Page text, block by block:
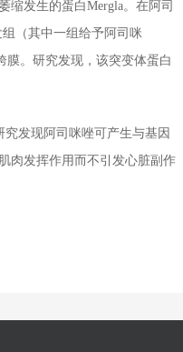
缩发生的蛋白Mergla。在阿司
（其中一组给予阿司咪
膜。研究发现，该突变体蛋白
发现阿司咪唑可产生与基因
肉发挥作用而不引发心脏副作